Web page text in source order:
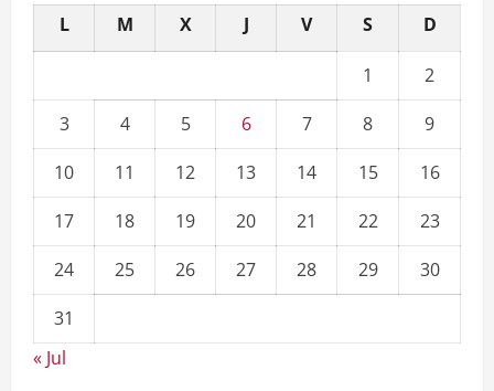
L M X J V S D
1
2
3
4 5 6 7 8
9
10
11 12 13 14 15
16
17
18 19 20 21 22
23
24
25 26 27 28 29
30
31
« Jul